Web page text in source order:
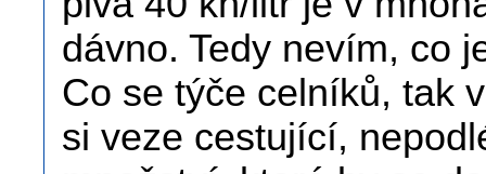
dávno. Tedy nevím, co
Co se týče celníků, tak
si veze cestující,